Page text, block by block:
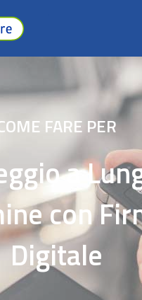
FARE PER
a
con
Digitale